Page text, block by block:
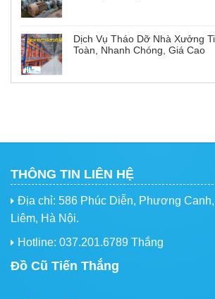
Dịch Vụ Tháo Dỡ Nhà Xưởng
Toàn, Nhanh Chóng, Giá Cao
THÔNG TIN LIÊN HỆ
Địa chỉ: 586 Phúc Diễn, Phương
Liêm, Hà Nội.
Hotline: 037.201.6789 Thắng
Đồ Cũ Tiến Thắng